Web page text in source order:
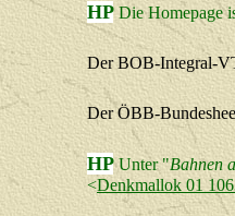
HP Die Homepage
Der BOB-Integral-
Der ÖBB-
HP Unter "Bahnen
<Denkmallok 01